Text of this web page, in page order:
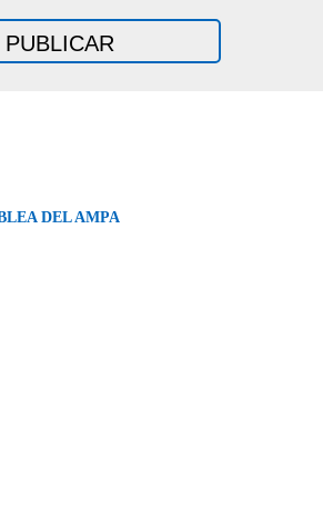
DEL AMPA